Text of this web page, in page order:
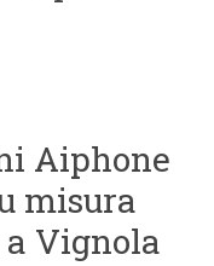
Aiphone
misura
Vignola